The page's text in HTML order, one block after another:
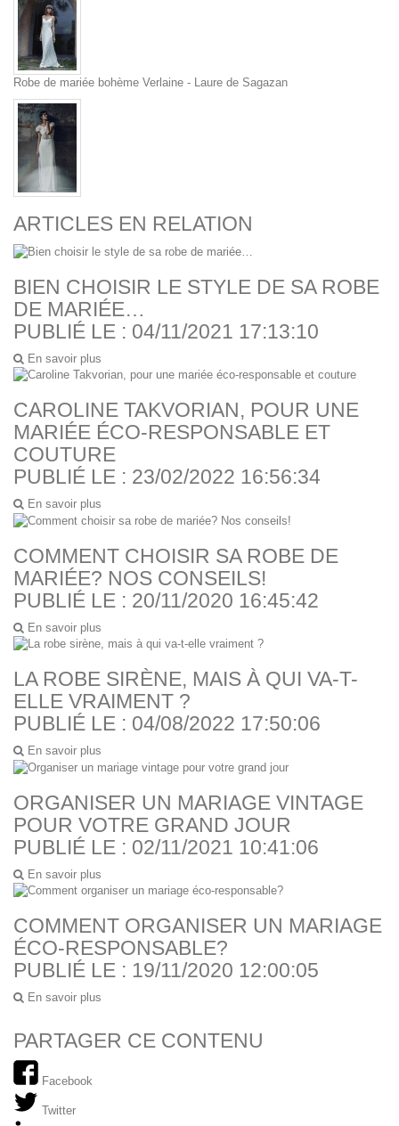
Robe de mariée bohème Verlaine - Laure de Sagazan
ARTICLES EN RELATION
BIEN CHOISIR LE STYLE DE SA ROBE
DE MARIÉE…
PUBLIÉ LE : 04/11/2021 17:13:10
En savoir plus
CAROLINE TAKVORIAN, POUR UNE
MARIÉE ÉCO-RESPONSABLE ET
COUTURE
PUBLIÉ LE : 23/02/2022 16:56:34
En savoir plus
COMMENT CHOISIR SA ROBE DE
MARIÉE? NOS CONSEILS!
PUBLIÉ LE : 20/11/2020 16:45:42
En savoir plus
LA ROBE SIRÈNE, MAIS À QUI VA-T-
ELLE VRAIMENT ?
PUBLIÉ LE : 04/08/2022 17:50:06
En savoir plus
ORGANISER UN MARIAGE VINTAGE
POUR VOTRE GRAND JOUR
PUBLIÉ LE : 02/11/2021 10:41:06
En savoir plus
COMMENT ORGANISER UN MARIAGE
ÉCO-RESPONSABLE?
PUBLIÉ LE : 19/11/2020 12:00:05
En savoir plus
PARTAGER CE CONTENU
Facebook
Twitter